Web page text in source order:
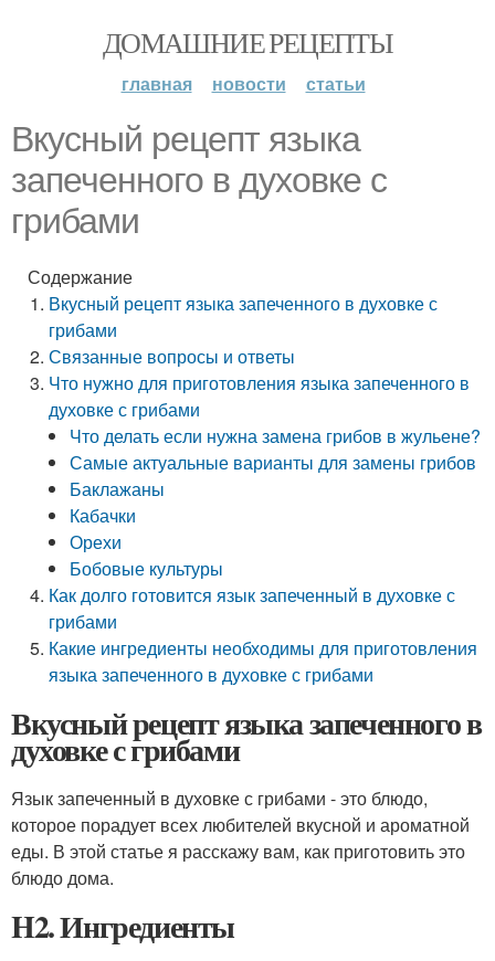
ДОМАШНИЕ РЕЦЕПТЫ
главная новости статьи
Вкусный рецепт языка
запеченного в духовке с
грибами
Содержание
Вкусный рецепт языка запеченного в духовке с
грибами
Связанные вопросы и ответы
Что нужно для приготовления языка запеченного в
духовке с грибами
Что делать если нужна замена грибов в жульене?
Самые актуальные варианты для замены грибов
Баклажаны
Кабачки
Орехи
Бобовые культуры
Как долго готовится язык запеченный в духовке с
грибами
Какие ингредиенты необходимы для приготовления
языка запеченного в духовке с грибами
Вкусный рецепт языка запеченного в
духовке с грибами
Язык запеченный в духовке с грибами - это блюдо,
которое порадует всех любителей вкусной и ароматной
еды. В этой статье я расскажу вам, как приготовить это
блюдо дома.
H2. Ингредиенты